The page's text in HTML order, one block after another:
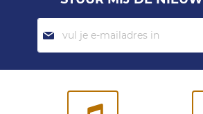
Abonneer
je
op